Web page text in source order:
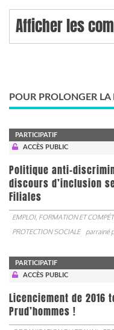
Afficher les
POUR PROLONGER LA
PARTICIPATIF
ACCÈS PUBLIC
Politique anti-
discours d’inclusion
Filiales
EMPLOI, FORMATION ET
PROTECTION SOCIALE
parrainé
PARTICIPATIF
ACCÈS PUBLIC
Licenciement de 2016
Prud’hommes !